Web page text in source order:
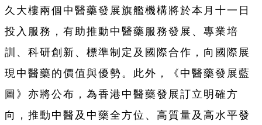
久大樓兩個中醫藥發展旗艦機構將於本月十一日
投入服務，有助推動中醫藥服務發展、專業培
訓、科研創新、標準制定及國際合作，向國際展
現中醫藥的價值與優勢。此外，《中醫藥發展藍
圖》亦將公布，為香港中醫藥發展訂立明確方
向，推動中醫及中藥全方位、高質量及高水平發